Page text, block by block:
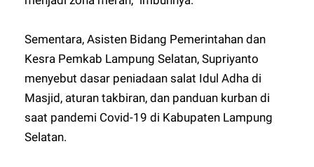
Sementara, Asisten Bidang Pemerintahan dan
Kesra Pemkab Lampung Selatan, Supriyanto
menyebut dasar peniadaan salat Idul Adha di
Masjid, aturan takbiran, dan panduan kurban di
saat pandemi Covid-19 di Kabupaten Lampung
Selatan.